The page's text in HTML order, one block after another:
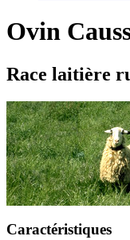
Ovin
Race laitière
Caractéristiques